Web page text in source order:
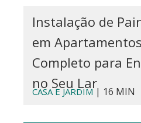
Instalação de
em
Completo para
no Seu Lar
CASA E JARDIM| 16 MIN